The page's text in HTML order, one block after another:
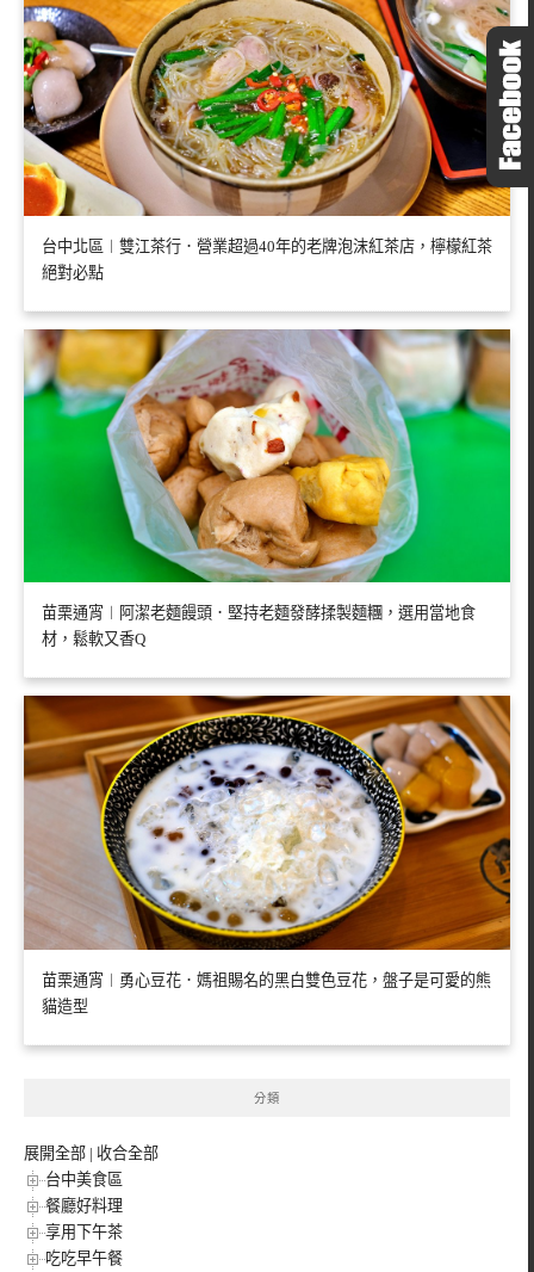
台中北區︱雙江茶行．營業超過40年的老牌泡沫紅茶店，檸檬紅茶
絕對必點
苗栗通宵︱阿潔老麵饅頭．堅持老麵發酵揉製麵糰，選用當地食
材，鬆軟又香Q
苗栗通宵︱勇心豆花．媽祖賜名的黑白雙色豆花，盤子是可愛的熊
貓造型
分類
展開全部 | 收合全部
台中美食區
餐廳好料理
享用下午茶
吃吃早午餐